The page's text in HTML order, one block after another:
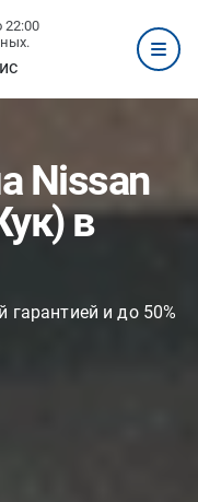
22:00
Nissan
в
гарантией и до 50%